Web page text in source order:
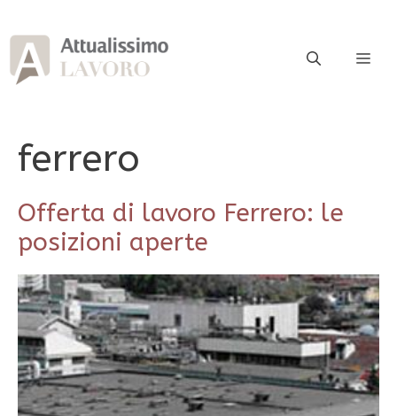
al
contenuto
ferrero
Offerta di lavoro Ferrero: le
posizioni aperte